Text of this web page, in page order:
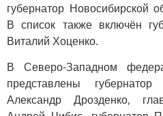
губернатор Новосибирской
В список также включён
Виталий Хоценко.
В Северо-Западном
представлены
Александр Дрозденко,